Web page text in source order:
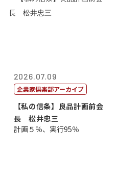
2026.07.09
企業家倶楽部アーカイブ
【私の信条】良品計画前会
長 松井忠三
計画５％、実行95％